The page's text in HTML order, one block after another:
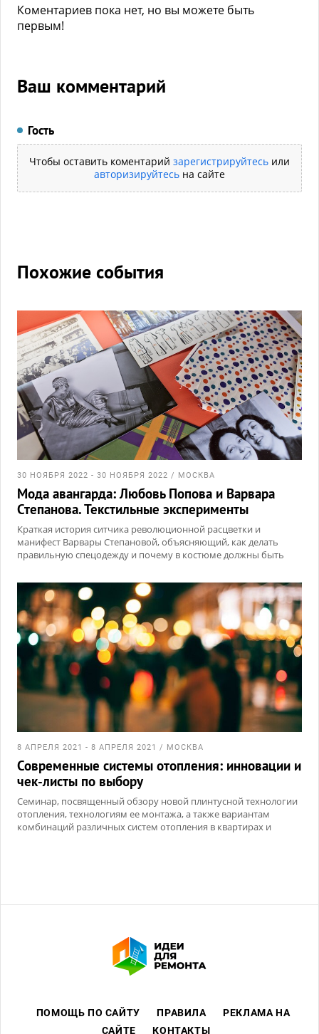
Коментариев пока нет, но вы можете быть
первым!
Ваш комментарий
Гость
Чтобы оставить коментарий зарегистрируйтесь или
авторизируйтесь на сайте
Похожие события
30 НОЯБРЯ 2022 - 30 НОЯБРЯ 2022 / МОСКВА
Мода авангарда: Любовь Попова и Варвара
Степанова. Текстильные эксперименты
Краткая история ситчика революционной расцветки и
манифест Варвары Степановой, объясняющий, как делать
правильную спецодежду и почему в костюме должны быть
Художникам русского авангарда принадлежит особое место в
исто...
8 АПРЕЛЯ 2021 - 8 АПРЕЛЯ 2021 / МОСКВА
Современные системы отопления: инновации и
чек-листы по выбору
Семинар, посвященный обзору новой плинтусной технологии
отопления, технологиям ее монтажа, а также вариантам
комбинаций различных систем отопления в квартирах и
ПОМОЩЬ ПО САЙТУ ПРАВИЛА
РЕКЛАМА НА
САЙТЕ
КОНТАКТЫ